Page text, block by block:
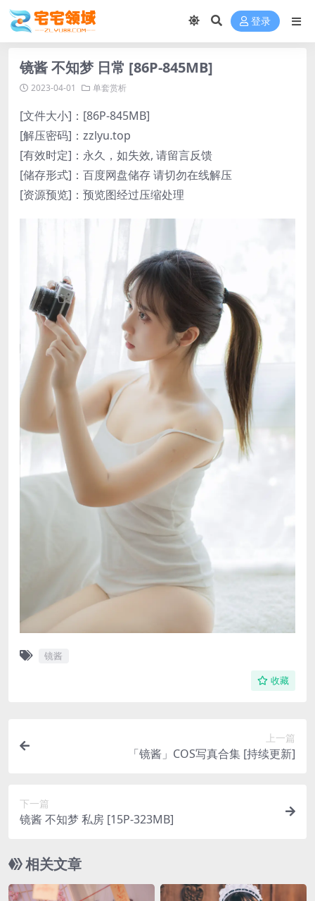
登录
镜酱 不知梦 日常 [86P-845MB]
2023-04-01 单套赏析
[文件大小]：[86P-845MB]
[解压密码]：zzlyu.top
[有效时定]：永久，如失效, 请留言反馈
[储存形式]：百度网盘储存 请切勿在线解压
[资源预览]：预览图经过压缩处理
镜酱
收藏
上一篇
「镜酱」COS写真合集 [持续更新]
下一篇
镜酱 不知梦 私房 [15P-323MB]
相关文章